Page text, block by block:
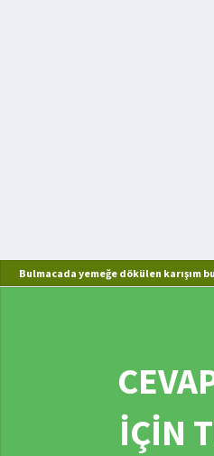
Bulmacada yemeğe dökülen karışım
İÇİN